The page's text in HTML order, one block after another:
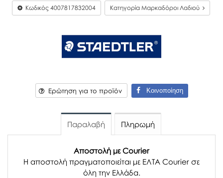
Κωδικός 4007817832004 Κατηγορία Μαρκαδόροι Λαδιού
Ερώτηση για το προϊόν Κοινοποίηση
Παραλαβή Πληρωμή
Αποστολή με Courier
Η αποστολή πραγματοποιείται με ΕΛΤΑ Courier σε
όλη την Ελλάδα.